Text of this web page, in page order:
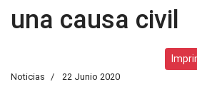
una causa civil
Noticias 22 Junio 2020